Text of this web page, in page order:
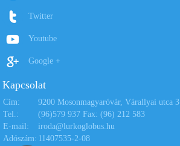
Twitter
Youtube
Google +
Kapcsolat
Cím:
9200 Mosonmagyaróvár, Várallyai utca 3.
Tel.:
(96)579 937 Fax: (96) 212 583
E-mail:
iroda@lurkoglobus.hu
Adószám: 11407535-2-08